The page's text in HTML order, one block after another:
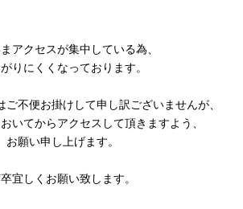
アクセスが集中している為、
りにくくなっております。
ご不便お掛けして申し訳ございませんが、
いてからアクセスして頂きますよう、
お願い申し上げます。
宜しくお願い致します。